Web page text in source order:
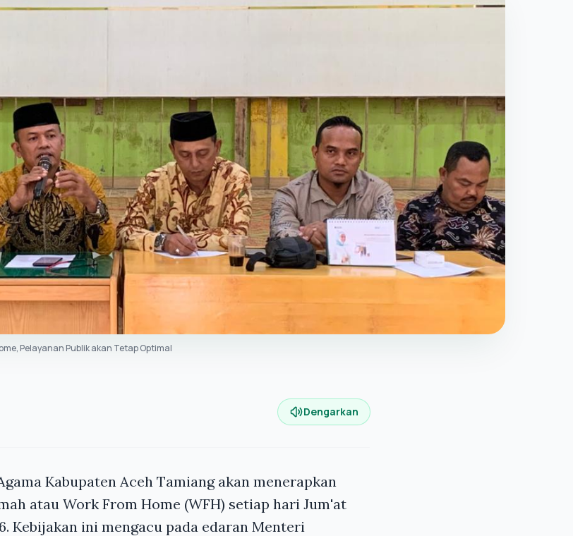
Pelayanan Publik akan Tetap Optimal
Dengarkan
Kabupaten Aceh Tamiang akan menerapkan
atau Work From Home (WFH) setiap hari Jum'at
Kebijakan ini mengacu pada edaran Menteri